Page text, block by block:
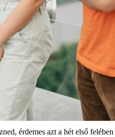
érdemes azt a hét első felében